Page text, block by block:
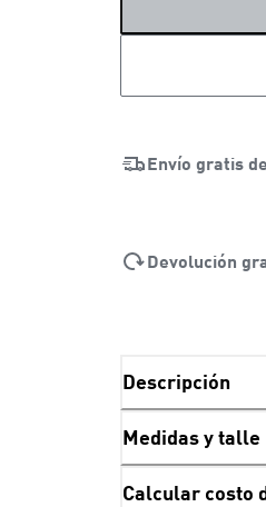
Envío gratis
Devolución
Descripción
Medidas y talle
Calcular costo